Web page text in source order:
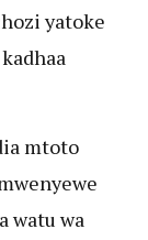
yatoke
mtoto
watu wa